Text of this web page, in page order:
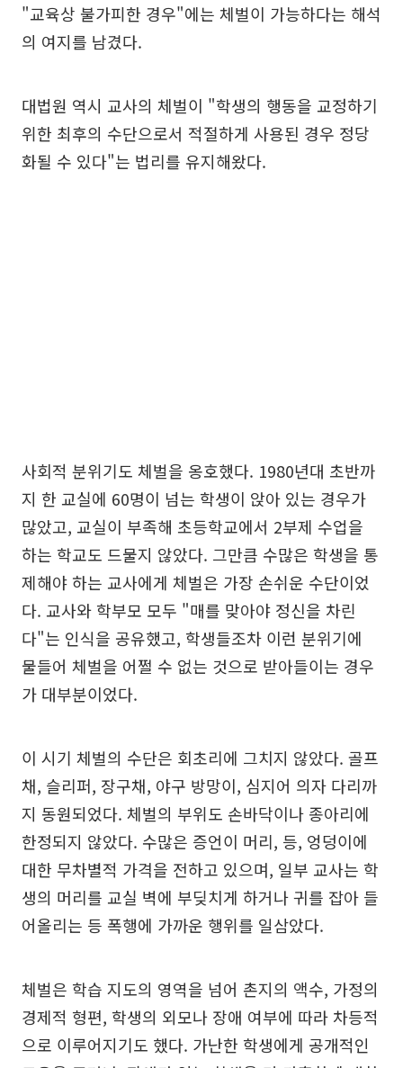
"교육상 불가피한 경우"에는 체벌이 가능하다는 해석
의 여지를 남겼다.
대법원 역시 교사의 체벌이 "학생의 행동을 교정하기
위한 최후의 수단으로서 적절하게 사용된 경우 정당
화될 수 있다"는 법리를 유지해왔다.
사회적 분위기도 체벌을 옹호했다. 1980년대 초반까
지 한 교실에 60명이 넘는 학생이 앉아 있는 경우가
많았고, 교실이 부족해 초등학교에서 2부제 수업을
하는 학교도 드물지 않았다. 그만큼 수많은 학생을 통
제해야 하는 교사에게 체벌은 가장 손쉬운 수단이었
다. 교사와 학부모 모두 "매를 맞아야 정신을 차린
다"는 인식을 공유했고, 학생들조차 이런 분위기에
물들어 체벌을 어쩔 수 없는 것으로 받아들이는 경우
가 대부분이었다.
이 시기 체벌의 수단은 회초리에 그치지 않았다. 골프
채, 슬리퍼, 장구채, 야구 방망이, 심지어 의자 다리까
지 동원되었다. 체벌의 부위도 손바닥이나 종아리에
한정되지 않았다. 수많은 증언이 머리, 등, 엉덩이에
대한 무차별적 가격을 전하고 있으며, 일부 교사는 학
생의 머리를 교실 벽에 부딪치게 하거나 귀를 잡아 들
어올리는 등 폭행에 가까운 행위를 일삼았다.
체벌은 학습 지도의 영역을 넘어 촌지의 액수, 가정의
경제적 형편, 학생의 외모나 장애 여부에 따라 차등적
으로 이루어지기도 했다. 가난한 학생에게 공개적인